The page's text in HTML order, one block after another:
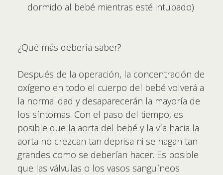
dormido al bebé mientras esté intubado)
¿Qué más debería saber?
Después de la operación, la concentración de
oxígeno en todo el cuerpo del bebé volverá a
la normalidad y desaparecerán la mayoría de
los síntomas. Con el paso del tiempo, es
posible que la aorta del bebé y la vía hacia la
aorta no crezcan tan deprisa ni se hagan tan
grandes como se deberían hacer. Es posible
que las válvulas o los vasos sanguíneos